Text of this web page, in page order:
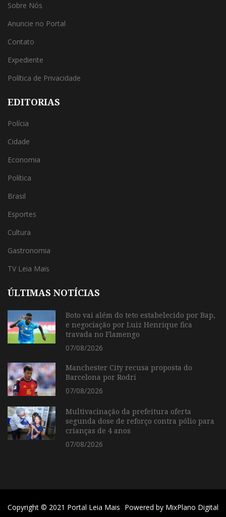
Sobre Nós
Anuncie no Portal
Contato
Expediente
Política de Privacidade
EDITORIAS
Polícia
Cidade
Economia
Política
Brasil
Esportes
Cultura
Gastronomia
TV Leia Mais
ÚLTIMAS NOTÍCIAS
Boto vai além do teto estabelecido por Bap,
e negociação por Luiz Henrique fica
travada no Flamengo
07/08/2026
Manchester City recusa proposta do
Barcelona por Rodri
07/08/2026
Multivacinação da prefeitura oferta
segunda dose de reforço contra pólio para
crianças de 4 anos
07/08/2026
Copyright © 2021 Portal Leia Mais Powered by MixPlano Digital